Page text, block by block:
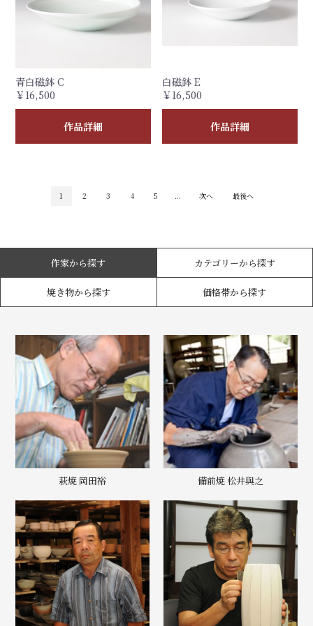
青白磁鉢 C
￥16,500
作品詳細
白磁鉢 E
￥16,500
作品詳細
1 2 3 4 5 ... 次へ 最後へ
作家から探す カテゴリーから探す
焼き物から探す 価格帯から探す
萩焼 岡田裕 備前焼 松井與之